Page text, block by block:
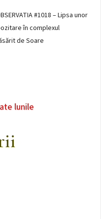
#1018 – Lipsa unor
în complexul
de Soare
lunile